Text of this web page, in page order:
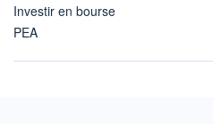
Investir en bourse
PEA